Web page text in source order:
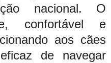
nacional. O
confortável e
aos cães
de navegar